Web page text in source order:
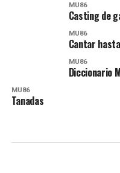
MU86
Casting de
MU86
Cantar
MU86
Diccionario
MU86
Tanadas